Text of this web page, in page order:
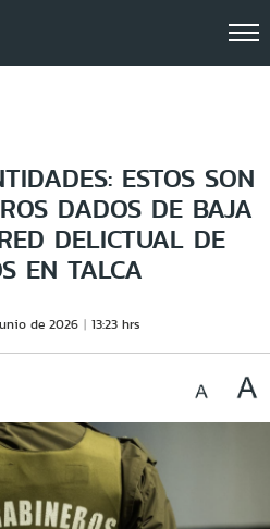
ESTOS SON
DADOS DE BAJA
DELICTUAL DE
EN TALCA
de 2026 13:23 hrs